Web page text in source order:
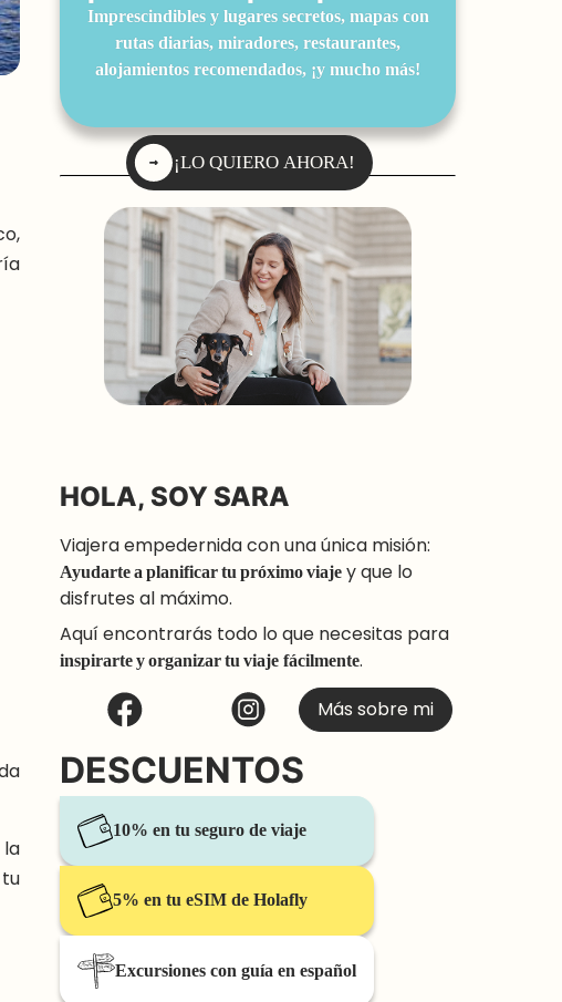
la
Imprescindibles y lugares secretos, mapas con
rutas diarias, miradores, restaurantes,
alojamientos recomendados, ¡y mucho más!
¡LO QUIERO AHORA!
HOLA, SOY SARA
Viajera empedernida con una única misión:
Ayudarte a planificar tu próximo viajey que lo
disfrutes al máximo.
Aquí encontrarás todo lo que necesitas para
inspirarte y organizar tu viajefácilmente.
Más sobre mi
DESCUENTOS
10% en tu seguro de viaje
5% en tu eSIM de Holafly
Excursiones con guía en español